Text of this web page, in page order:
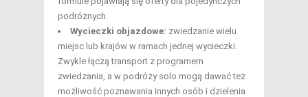
podróżnych.
Wycieczki objazdowe: zwiedzanie wielu
miejsc lub krajów w ramach jednej wycieczki.
Zwykle łączą transport z programem
zwiedzania, a w podróży solo mogą dawać też
możliwość poznawania innych osób i dzielenia